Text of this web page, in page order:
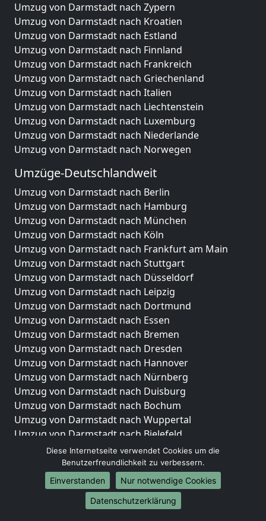
Umzug von Darmstadt nach Zypern
Umzug von Darmstadt nach Kroatien
Umzug von Darmstadt nach Estland
Umzug von Darmstadt nach Finnland
Umzug von Darmstadt nach Frankreich
Umzug von Darmstadt nach Griechenland
Umzug von Darmstadt nach Italien
Umzug von Darmstadt nach Liechtenstein
Umzug von Darmstadt nach Luxemburg
Umzug von Darmstadt nach Niederlande
Umzug von Darmstadt nach Norwegen
Umzüge-Deutschlandweit
Umzug von Darmstadt nach Berlin
Umzug von Darmstadt nach Hamburg
Umzug von Darmstadt nach München
Umzug von Darmstadt nach Köln
Umzug von Darmstadt nach Frankfurt am Main
Umzug von Darmstadt nach Stuttgart
Umzug von Darmstadt nach Düsseldorf
Umzug von Darmstadt nach Leipzig
Umzug von Darmstadt nach Dortmund
Umzug von Darmstadt nach Essen
Umzug von Darmstadt nach Bremen
Umzug von Darmstadt nach Dresden
Umzug von Darmstadt nach Hannover
Umzug von Darmstadt nach Nürnberg
Umzug von Darmstadt nach Duisburg
Umzug von Darmstadt nach Bochum
Umzug von Darmstadt nach Wuppertal
Umzug von Darmstadt nach Bielefeld
Umzug von Darmstadt nach Bonn
Umzug von Darmstadt nach Münster
Internationale-Umzüge
Umzug von Darmstadt nach Brasilien
Diese Internetseite verwendet Cookies um die
Benutzerfreundlichkeit zu verbessern.
Einverstanden
Nur notwendige Cookies
Datenschutzerklärung